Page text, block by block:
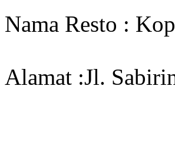
Nama Resto :
Alamat :Jl.